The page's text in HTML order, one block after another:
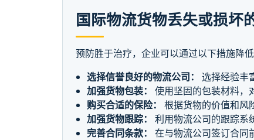
国际物流货物丢失或损坏
预防胜于治疗，企业可以通过以下措施降
选择信誉良好的物流公司：
选择经验丰
加强货物包装：
使用坚固的包装材料，
购买合适的保险：
根据货物的价值和风
加强货物跟踪：
利用物流公司的跟踪系
完善合同条款：
在与物流公司签订合同